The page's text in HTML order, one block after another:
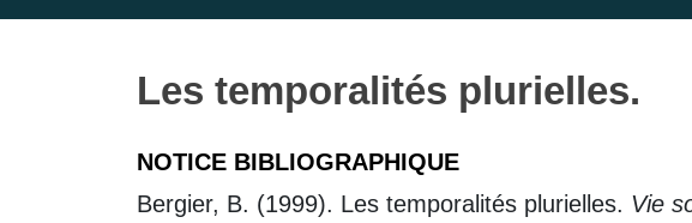
Les temporalités plurielles.
NOTICE BIBLIOGRAPHIQUE
Bergier, B. (1999). Les temporalités plurielles. Vie